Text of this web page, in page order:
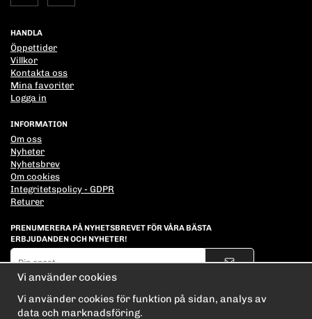
HANDLA
Öppettider
Villkor
Kontakta oss
Mina favoriter
Logga in
INFORMATION
Om oss
Nyheter
Nyhetsbrev
Om cookies
Integritetspolicy - GDPR
Returer
PRENUMERERA PÅ NYHETSBREVET FÖR VÅRA BÄSTA
ERBJUDANDEN OCH NYHETER!
E-
De uppgifter du matar in kommer endast användas till våra nyhetsbrev.
Vi använder cookies
Vi använder cookies för funktion på sidan, analys av
data och marknadsföring.